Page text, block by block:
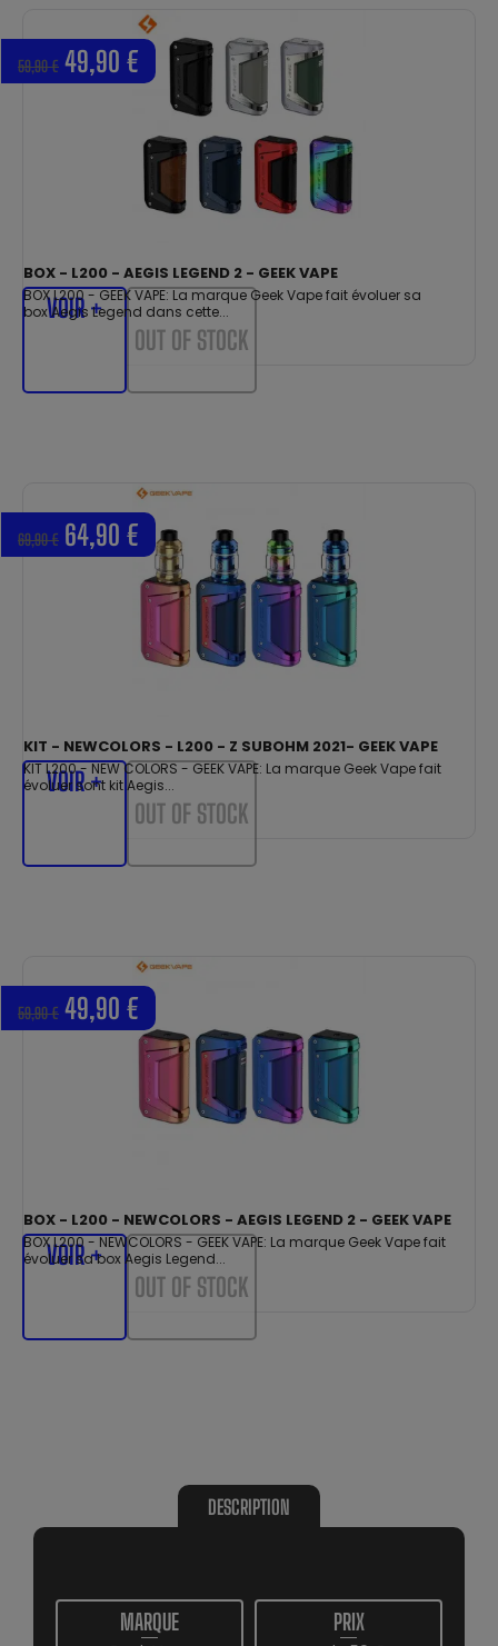
BOX - L200 - AEGIS LEGEND 2 - GEEK VAPE
BOX L200 - GEEK VAPE: La marque Geek Vape fait évoluer sa
box Aegis Legend dans cette...
59,90 € 49,90 €
VOIR +
OUT OF STOCK
KIT - NEWCOLORS - L200 - Z SUBOHM 2021- GEEK VAPE
KIT L200 - NEW COLORS - GEEK VAPE: La marque Geek Vape fait
évoluer sont kit Aegis...
69,90 € 64,90 €
VOIR +
OUT OF STOCK
BOX - L200 - NEWCOLORS - AEGIS LEGEND 2 - GEEK VAPE
BOX L200 - NEWCOLORS - GEEK VAPE: La marque Geek Vape fait
évoluer sa box Aegis Legend...
59,90 € 49,90 €
VOIR +
OUT OF STOCK
DESCRIPTION
MARQUE PRIX